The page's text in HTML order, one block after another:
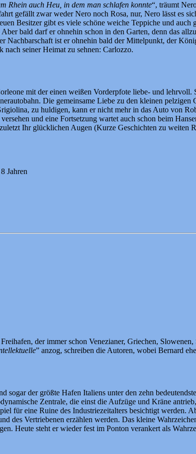
Rhein auch Heu, in dem man schlafen konnte“, träumt
gefällt zwar weder Nero noch Rosa, nur, Nero lässt es
Besitzer gibt es viele schöne weiche Teppiche und
bald darf er ohnehin schon in den Garten, denn das
Nachbarschaft ist er ohnehin bald der Mittelpunkt, der
seiner Heimat zu sehnen: Carlozzo.
mit der einen weißen Vorderpfote liebe- und lehrvoll.
Die gemeinsame Liebe zu den kleinen pelzigen
zu huldigen, kann er nicht mehr in das Auto von
und eine Fortsetzung wartet auch schon beim
Ihr glücklichen Augen (Kurze Geschichten zu weiten
Jahren
der immer schon Venezianer, Griechen,
” anzog, schreiben die Autoren, wobei Bernard
sogar der größte Hafen Italiens unter den zehn
Zentrale, die einst die Aufzüge und Kräne
für eine Ruine des Industriezeitalters besichtigt werden.
des Vertriebenen erzählen werden. Das kleine
Heute steht er wieder fest im Ponton verankert als